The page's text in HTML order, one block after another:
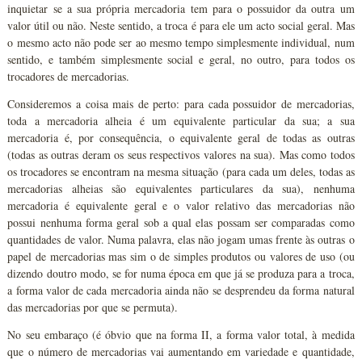
inquietar se a sua própria mercadoria tem para o possuidor da outra um
valor útil ou não. Neste sentido, a troca é para ele um acto social geral. Mas
o mesmo acto não pode ser ao mesmo tempo simplesmente individual, num
sentido, e também simplesmente social e geral, no outro, para todos os
trocadores de mercadorias.
Consideremos a coisa mais de perto: para cada possuidor de mercadorias,
toda a mercadoria alheia é um equivalente particular da sua; a sua
mercadoria é, por consequência, o equivalente geral de todas as outras
(todas as outras deram os seus respectivos valores na sua). Mas como todos
os trocadores se encontram na mesma situação (para cada um deles, todas as
mercadorias alheias são equivalentes particulares da sua), nenhuma
mercadoria é equivalente geral e o valor relativo das mercadorias não
possui nenhuma forma geral sob a qual elas possam ser comparadas como
quantidades de valor. Numa palavra, elas não jogam umas frente às outras o
papel de mercadorias mas sim o de simples produtos ou valores de uso (ou
dizendo doutro modo, se for numa época em que já se produza para a troca,
a forma valor de cada mercadoria ainda não se desprendeu da forma natural
das mercadorias por que se permuta).
No seu embaraço (é óbvio que na forma II, a forma valor total, à medida
que o número de mercadorias vai aumentando em variedade e quantidade,